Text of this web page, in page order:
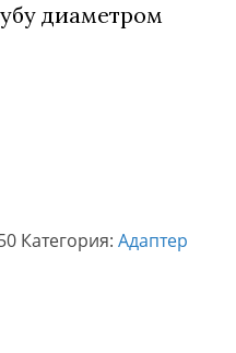
диаметром
Категория: Адаптер